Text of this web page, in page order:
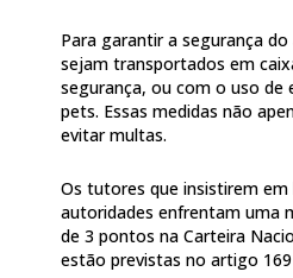
Para garantir a segurança
sejam transportados em
segurança, ou com o uso de
pets. Essas medidas não
evitar multas.
Os tutores que insistirem
autoridades enfrentam uma
de 3 pontos na Carteira
estão previstas no artigo